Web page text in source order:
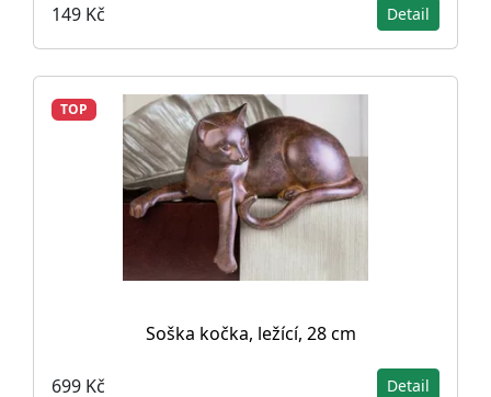
149 Kč Detail
TOP
Soška kočka, ležící, 28 cm
699 Kč Detail